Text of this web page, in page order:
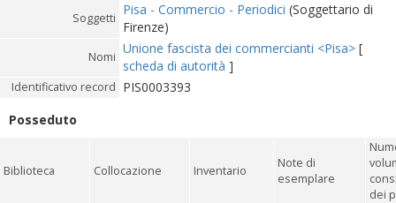
Soggetti
Pisa - Commercio - Periodici (Soggettario di
Firenze)
Nomi
Unione fascista dei commercianti <Pisa> [
scheda di autorità ]
Identificativo record PIS0003393
Posseduto
Biblioteca Collocazione Inventario
Note di
esemplare
dei